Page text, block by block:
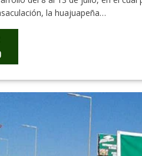
la huajuapeña…